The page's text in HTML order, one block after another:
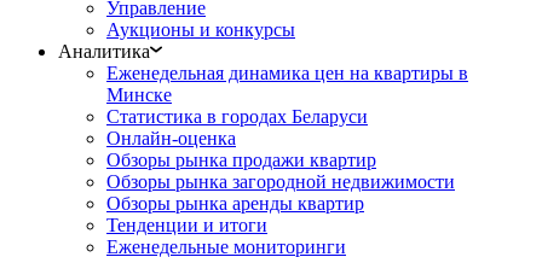
Управление
Аукционы и конкурсы
Аналитика
Еженедельная динамика цен на квартиры в
Минске
Статистика в городах Беларуси
Онлайн-оценка
Обзоры рынка продажи квартир
Обзоры рынка загородной недвижимости
Обзоры рынка аренды квартир
Тенденции и итоги
Еженедельные мониторинги